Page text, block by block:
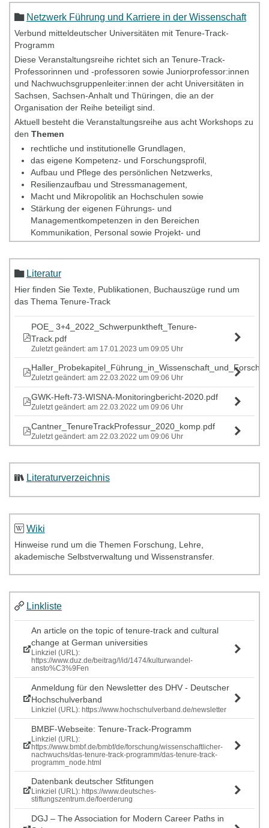
Netzwerk Führung und Karriere in der Wissenschaft
Verbund mitteldeutscher Universitäten mit Tenure-Track-
Programm
Diese Veranstaltungsreihe richtet sich an Tenure-Track-
Professorinnen und -professoren sowie Juniorprofessor:innen
und Nachwuchsgruppenleiter:innen der acht Universitäten in
Sachsen, Sachsen-Anhalt und Thüringen, die an der
Organisation der Reihe beteiligt sind.
Aktuell besteht die Veranstaltungsreihe aus acht Workshops zu
den Themen
rechtliche und institutionelle Grundlagen,
das eigene Kompetenz- und Forschungsprofil,
Aufbau und Pflege des persönlichen Netzwerks,
Resilienzaufbau und Stressmanagement,
Macht und Mikropolitik an Hochschulen sowie
Stärkung der eigenen Führungs- und
Managementkompetenzen in den Bereichen
Kommunikation, Personal sowie Projekt- und
Zeitmanagement.
einzeln besuchen, allerdings bestehen die meisten Workshops
aus mehreren Einzelterminen. Die Teilnahme an den
Workshops ist für Siekostenlos
Sie bitte derangehängten Broschüre.
Netzwerk_Führung_und_Karriere_in_der_Wissens_25_26.pdf
Literatur
Hier finden Sie Texte, Publikationen, Buchauszüge rund um
das Thema Tenure-Track
POE_ 3+4_2022_Schwerpunktheft_Tenure-
Track.pdf
Zuletzt geändert: am 17.01.2023 um 09:05 Uhr
Zuletzt geändert: am 22.03.2022 um 09:06 Uhr
GWK-Heft-73-WISNA-Monitoringbericht-2020.pdf
Zuletzt geändert: am 22.03.2022 um 09:06 Uhr
Cantner_TenureTrackProfessur_2020_komp.pdf
Zuletzt geändert: am 22.03.2022 um 09:06 Uhr
Literaturverzeichnis
Wiki
Hinweise rund um die Themen Forschung, Lehre,
akademische Selbstverwaltung und Wissenstransfer.
Linkliste
An article on the topic of tenure-track and cultural
change at German universities
Linkziel (URL):
https://www.duz.de/beitrag/!/id/1474/kulturwandel-
ansto%C3%9Fen
Anmeldung für den Newsletter des DHV - Deutscher
Hochschulverband
Linkziel (URL): https://www.hochschulverband.de/newsletter
BMBF-Webseite: Tenure-Track-Programm
Linkziel (URL):
https://www.bmbf.de/bmbf/de/forschung/wissenschaftlicher-
nachwuchs/das-tenure-track-programm/das-tenure-track-
programm_node.html
Datenbank deutscher Stfitungen
Linkziel (URL): https://www.deutsches-
stiftungszentrum.de/foerderung
DGJ – The Association for Modern Career Paths in